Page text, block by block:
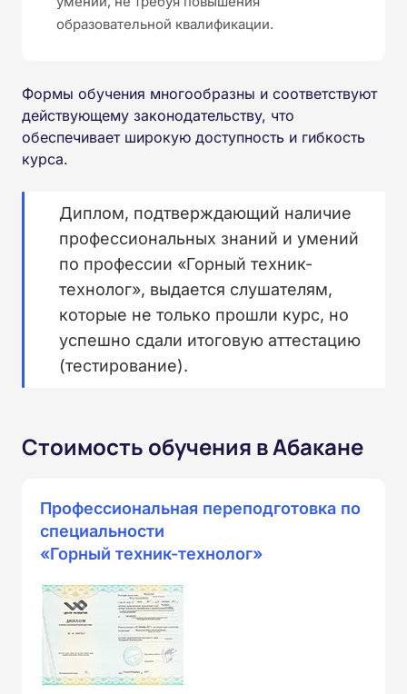
образовательной квалификации.
Формы обучения многообразны и соответствуют
действующему законодательству, что
обеспечивает широкую доступность и гибкость
курса.
Диплом, подтверждающий наличие
профессиональных знаний и умений
по профессии «Горный техник-
технолог», выдается слушателям,
которые не только прошли курс, но
успешно сдали итоговую аттестацию
(тестирование).
Стоимость обучения в Абакане
Профессиональная переподготовка по
специальности
«Горный техник-технолог»